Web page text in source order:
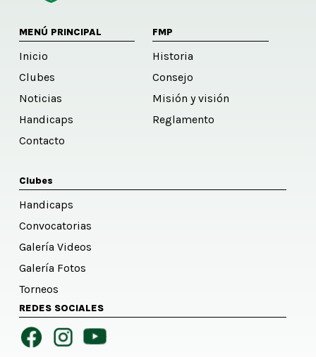
MENÚ PRINCIPAL
Inicio
Clubes
Noticias
Handicaps
Contacto
FMP
Historia
Consejo
Misión y visión
Reglamento
Clubes
Handicaps
Convocatorias
Galería Videos
Galería Fotos
Torneos
REDES SOCIALES